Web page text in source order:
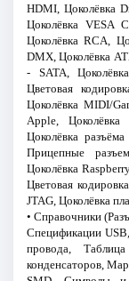
HDMI, Цоколёвка
Цоколёвка VESA
Цоколёвка RCA,
DMX, Цоколёвка
- SATA,
Цветовая
Цоколёвка MIDI/
Apple,
Цоколёвка
Прицепные
Цоколёвка
Цветовая
JTAG, Цоколёвка
• Справочники
Спецификации
провода,
конденсаторов,